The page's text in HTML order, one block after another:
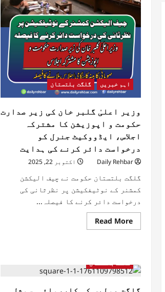
اہم خبریں گلگت بلتستان
وزیر اعلیٰ گلبر خان کی زیر صدارت
حکومت و اپوزیشن کا مشترکہ
اجلاس، ایڈووکیٹ جنرل کو
درخواست دائر کرنے کی ہدایت
Daily Rehbar اکتوبر 22, 2025
گلگت بلتستان حکومت نے چیف الیکشن
کمشنر کے نوٹیفکیشن پر نظرثانی کی
درخواست دائر کرنے کا فیصلہ...
Read More
گلگت بلتستان